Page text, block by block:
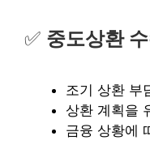
✅ 중도상환
조기 상환 부
상환 계획을
금융 상황에